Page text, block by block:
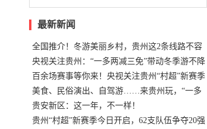
最新新闻
全国推介！冬游美丽乡村，贵州这2条线路不容
错过
央视关注贵州：“一多两减三免”带动冬季游不降
温
百余场赛事等你来！央视关注贵州“村超”新赛季
正式“打响”
美食、民俗演出、自驾游……来贵州玩，“一多
两减三免”！
贵安新区：这一年，不一样！
贵州“村超”新赛季今日开启，62支队伍争夺20强